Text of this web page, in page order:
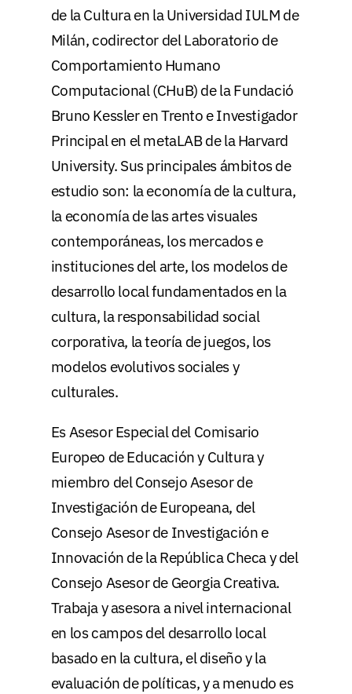
de la Cultura en la Universidad IULM de
Milán, codirector del Laboratorio de
Comportamiento Humano
Computacional (CHuB) de la Fundació
Bruno Kessler en Trento e Investigador
Principal en el metaLAB de la Harvard
University. Sus principales ámbitos de
estudio son: la economía de la cultura,
la economía de las artes visuales
contemporáneas, los mercados e
instituciones del arte, los modelos de
desarrollo local fundamentados en la
cultura, la responsabilidad social
corporativa, la teoría de juegos, los
modelos evolutivos sociales y
culturales.
Es Asesor Especial del Comisario
Europeo de Educación y Cultura y
miembro del Consejo Asesor de
Investigación de Europeana, del
Consejo Asesor de Investigación e
Innovación de la República Checa y del
Consejo Asesor de Georgia Creativa.
Trabaja y asesora a nivel internacional
en los campos del desarrollo local
basado en la cultura, el diseño y la
evaluación de políticas, y a menudo es